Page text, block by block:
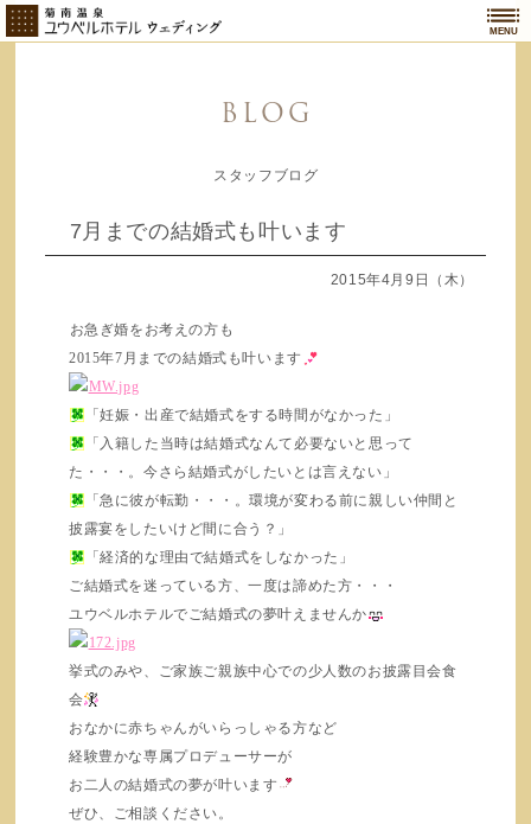
MENU
BLOG
スタッフブログ
7月までの結婚式も叶います
2015年4月9日（木）
お急ぎ婚をお考えの方も
2015年7月までの結婚式も叶います
「妊娠・出産で結婚式をする時間がなかった」
「入籍した当時は結婚式なんて必要ないと思って
た・・・。今さら結婚式がしたいとは言えない」
「急に彼が転勤・・・。環境が変わる前に親しい仲間と
披露宴をしたいけど間に合う？」
「経済的な理由で結婚式をしなかった」
ご結婚式を迷っている方、一度は諦めた方・・・
ユウベルホテルでご結婚式の夢叶えませんか
挙式のみや、ご家族ご親族中心での少人数のお披露目会食
会
おなかに赤ちゃんがいらっしゃる方など
経験豊かな専属プロデューサーが
お二人の結婚式の夢が叶います
ぜひ、ご相談ください。